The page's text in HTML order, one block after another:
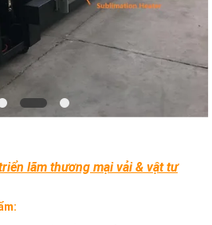
lãm thương mại vải & vật tư